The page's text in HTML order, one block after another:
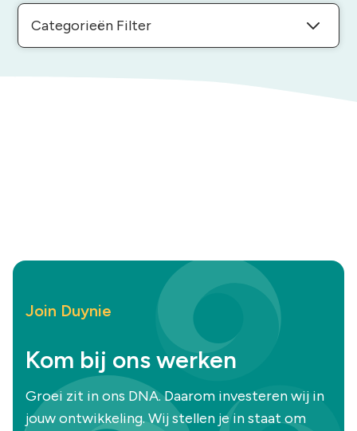
Categorieën Filter
Join Duynie
Kom bij ons werken
Groei zit in ons DNA. Daarom investeren wij in
jouw ontwikkeling. Wij stellen je in staat om